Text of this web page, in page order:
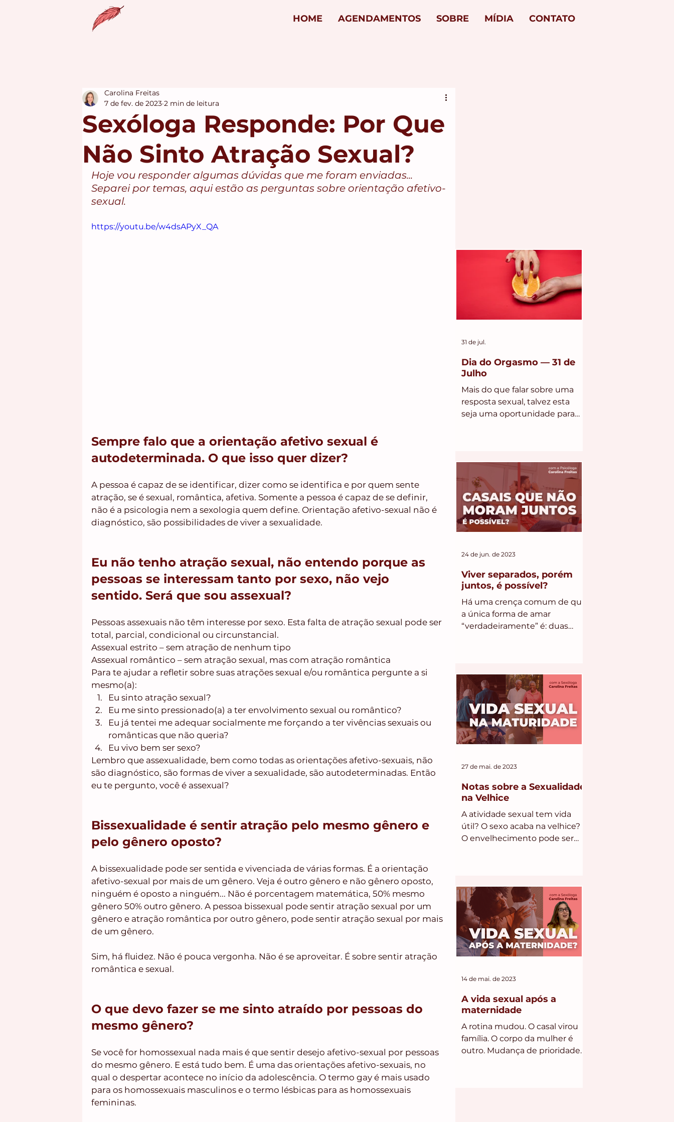
HOME AGENDAMENTOS SOBRE MÍDIA CONTATO
Sexóloga Responde: Por Que
Não Sinto Atração Sexual?
Carolina Freitas
7 de fev. de 2023 2 min de leitura
Hoje vou responder algumas dúvidas que me foram enviadas...
Separei por temas, aqui estão as perguntas sobre orientação afetivo-
sexual.
https://youtu.be/w4dsAPyX_QA
Sempre falo que a orientação afetivo sexual é
autodeterminada. O que isso quer dizer?
A pessoa é capaz de se identificar, dizer como se identifica e por quem sente
atração, se é sexual, romântica, afetiva. Somente a pessoa é capaz de se definir,
não é a psicologia nem a sexologia quem define. Orientação afetivo-sexual não é
diagnóstico, são possibilidades de viver a sexualidade.
Eu não tenho atração sexual, não entendo porque as
pessoas se interessam tanto por sexo, não vejo
sentido. Será que sou assexual?
Pessoas assexuais não têm interesse por sexo. Esta falta de atração sexual pode ser
total, parcial, condicional ou circunstancial.
Assexual estrito – sem atração de nenhum tipo
Assexual romântico – sem atração sexual, mas com atração romântica
Para te ajudar a refletir sobre suas atrações sexual e/ou romântica pergunte a si
mesmo(a):
Eu sinto atração sexual?
Eu me sinto pressionado(a) a ter envolvimento sexual ou romântico?
Eu já tentei me adequar socialmente me forçando a ter vivências sexuais ou
românticas que não queria?
Eu vivo bem ser sexo?
Lembro que assexualidade, bem como todas as orientações afetivo-sexuais, não
são diagnóstico, são formas de viver a sexualidade, são autodeterminadas. Então
eu te pergunto, você é assexual?
Bissexualidade é sentir atração pelo mesmo gênero e
pelo gênero oposto?
A bissexualidade pode ser sentida e vivenciada de várias formas. É a orientação
afetivo-sexual por mais de um gênero. Veja é outro gênero e não gênero oposto,
ninguém é oposto a ninguém... Não é porcentagem matemática, 50% mesmo
gênero 50% outro gênero. A pessoa bissexual pode sentir atração sexual por um
gênero e atração romântica por outro gênero, pode sentir atração sexual por mais
de um gênero.
Sim, há fluidez. Não é pouca vergonha. Não é se aproveitar. É sobre sentir atração
romântica e sexual.
O que devo fazer se me sinto atraído por pessoas do
mesmo gênero?
Se você for homossexual nada mais é que sentir desejo afetivo-sexual por pessoas
do mesmo gênero. E está tudo bem. É uma das orientações afetivo-sexuais, no
qual o despertar acontece no início da adolescência. O termo gay é mais usado
para os homossexuais masculinos e o termo lésbicas para as homossexuais
femininas.
Dia do Orgasmo — 31 de
Julho
Mais do que falar sobre uma
resposta sexual, talvez esta
seja uma oportunidade para
viver a sexualidade sem culpa,
comparação ou cobrança.
31 de jul.
Viver separados, porém
juntos, é possível?
Há uma crença comum de que
a única forma de amar
“verdadeiramente” é: duas
24 de jun. de 2023
Notas sobre a Sexualidade
na Velhice
A atividade sexual tem vida
útil? O sexo acaba na velhice?
O envelhecimento pode ser
27 de mai. de 2023
A vida sexual após a
maternidade
A rotina mudou. O casal virou
família. O corpo da mulher é
outro. Mudança de prioridades.
14 de mai. de 2023